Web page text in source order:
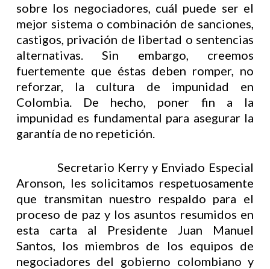
sobre los negociadores, cuál puede ser el
mejor sistema o combinación de sanciones,
castigos, privación de libertad o sentencias
alternativas. Sin embargo, creemos
fuertemente que éstas deben romper, no
reforzar, la cultura de impunidad en
Colombia. De hecho, poner fin a la
impunidad es fundamental para asegurar la
garantía de no repetición.
Secretario Kerry y Enviado Especial
Aronson, les solicitamos respetuosamente
que transmitan nuestro respaldo para el
proceso de paz y los asuntos resumidos en
esta carta al Presidente Juan Manuel
Santos, los miembros de los equipos de
negociadores del gobierno colombiano y